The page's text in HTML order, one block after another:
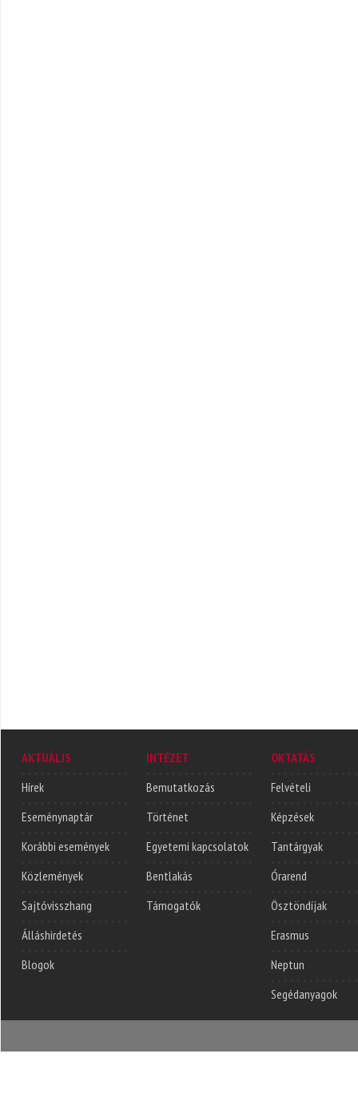
AKTUÁLIS
Hírek
Eseménynaptár
Korábbi események
Közlemények
Sajtóvisszhang
Álláshirdetés
Blogok
INTÉZET
Bemutatkozás
Történet
Egyetemi kapcsolatok
Bentlakás
Támogatók
OKTATÁS
Felvételi
Képzések
Tantárgyak
Órarend
Ösztöndíjak
Erasmus
Neptun
Segédanyagok